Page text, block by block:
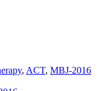
, ACT, MBJ-2016